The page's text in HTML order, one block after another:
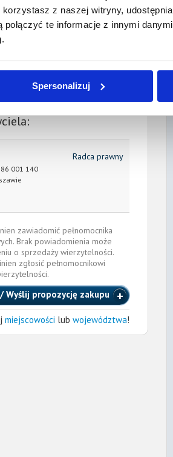
z naszej witryny,
te informacje z innymi
Spersonalizuj
PLN
Radca prawny
001 140
zawiadomić pełnomocnika
Brak powiadomienia może
o sprzedaży wierzytelności.
zgłosić pełnomocnikowi
Wyślij propozycję zakupu
miejscowości lub województwa!